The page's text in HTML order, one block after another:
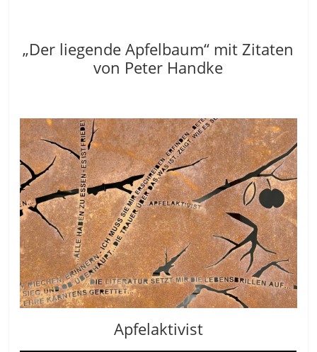
„Der liegende Apfelbaum“ mit Zitaten
von Peter Handke
Apfelaktivist